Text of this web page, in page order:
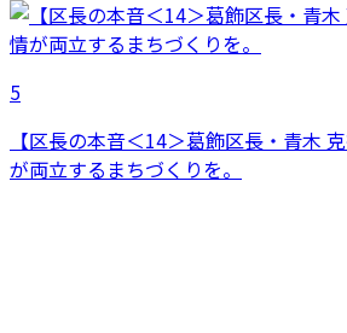
5
【区長の本音＜14＞葛飾区長・青木
が両立するまちづくりを。